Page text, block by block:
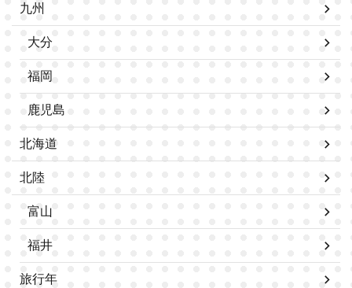
九州
大分
福岡
鹿児島
北海道
北陸
富山
福井
旅行年